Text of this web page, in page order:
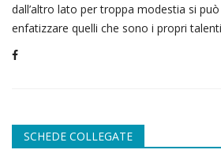
dall’altro lato per troppa modestia si
enfatizzare quelli che sono i propri
SCHEDE COLLEGATE